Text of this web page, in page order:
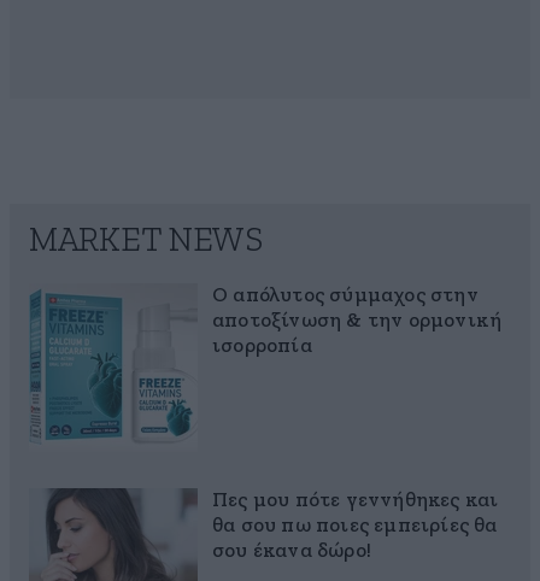
MARKET NEWS
Ο απόλυτος σύμμαχος στην
αποτοξίνωση & την ορμονική
ισορροπία
Πες μου πότε γεννήθηκες και
θα σου πω ποιες εμπειρίες θα
σου έκανα δώρο!